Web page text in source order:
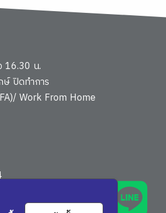
16.30 น.
ษ์ ปิดทำการ
Work From Home